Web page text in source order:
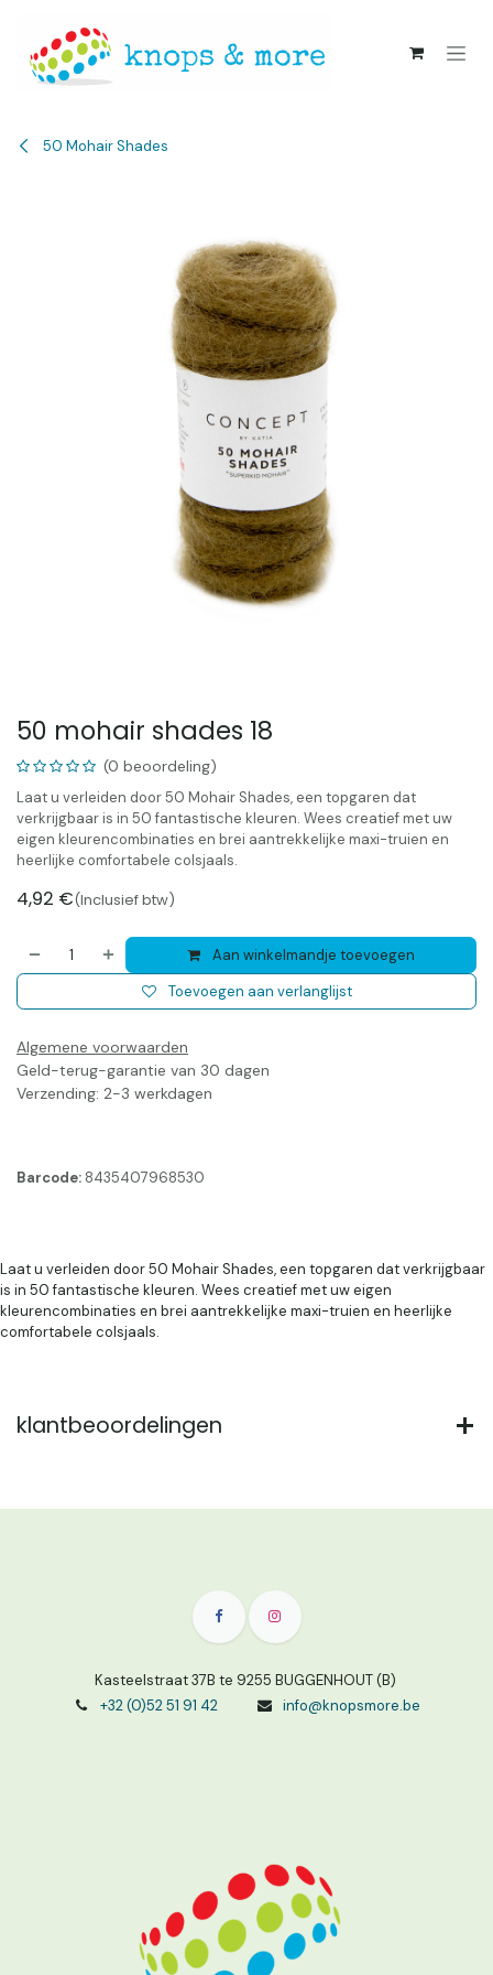
50 Mohair Shades
50 mohair shades 18
(0 beoordeling)
Laat u verleiden door 50 Mohair Shades, een topgaren dat
verkrijgbaar is in 50 fantastische kleuren. Wees creatief met uw
eigen kleurencombinaties en brei aantrekkelijke maxi-truien en
heerlijke comfortabele colsjaals.
4,92 €(Inclusief btw)
Aan winkelmandje toevoegen
Toevoegen aan verlanglijst
Algemene voorwaarden
Geld-terug-garantie van 30 dagen
Verzending: 2-3 werkdagen
Barcode: 8435407968530
Laat u verleiden door 50 Mohair Shades, een topgaren dat verkrijgbaar
is in 50 fantastische kleuren. Wees creatief met uw eigen
kleurencombinaties en brei aantrekkelijke maxi-truien en heerlijke
comfortabele colsjaals.
klantbeoordelingen
Kasteelstraat 37B te 9255 BUGGENHOUT (B)
+32 (0)52 51 91 42
info@knopsmore.be